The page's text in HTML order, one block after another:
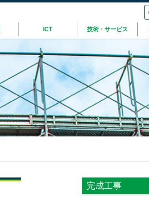
ICT 技術・サービス
完成工事